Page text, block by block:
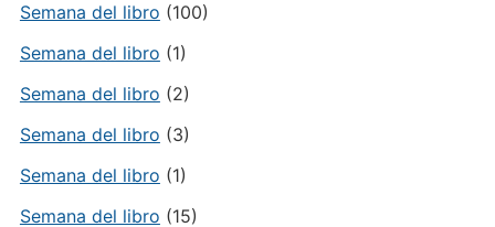
Semana del libro (100)
Semana del libro (1)
Semana del libro (2)
Semana del libro (3)
Semana del libro (1)
Semana del libro (15)